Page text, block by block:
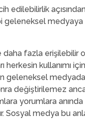
edilebilirlik
medyaya
daha fazla erişilebilir
kullanımı
geleneksel
değiştirilemez
yorumlara
Sosyal medya bu